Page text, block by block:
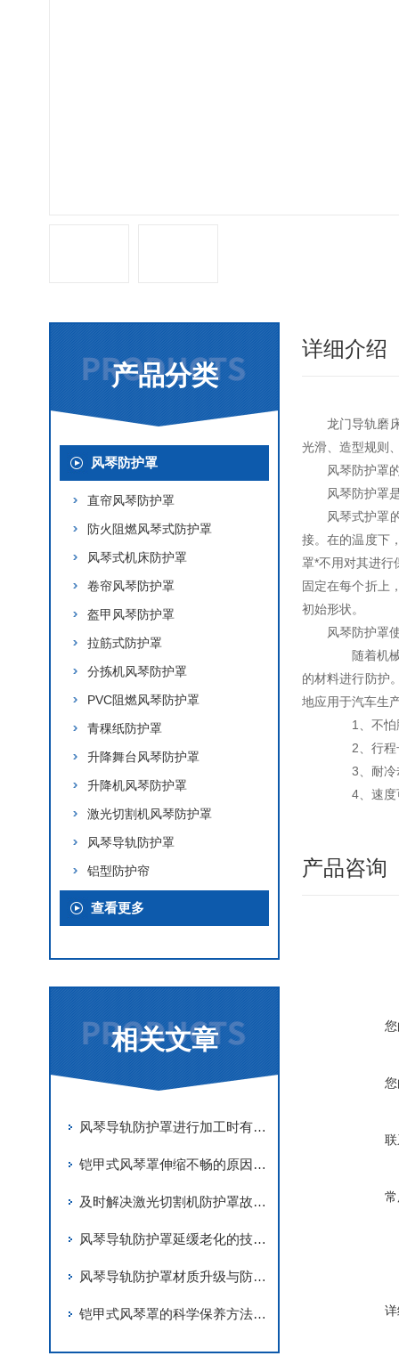
产品分类
风琴防护罩
直帘风琴防护罩
防火阻燃风琴式防护罩
风琴式机床防护罩
卷帘风琴防护罩
盔甲风琴防护罩
拉筋式防护罩
分拣机风琴防护罩
PVC阻燃风琴防护罩
青稞纸防护罩
升降舞台风琴防护罩
升降机风琴防护罩
激光切割机风琴防护罩
风琴导轨防护罩
铝型防护帘
查看更多
相关文章
风琴导轨防护罩进行加工时有哪些要求
铠甲式风琴罩伸缩不畅的原因有哪些？
及时解决激光切割机防护罩故障是实现长期稳定防护的关键
风琴导轨防护罩延缓老化的技术手段
风琴导轨防护罩材质升级与防护优化
铠甲式风琴罩的科学保养方法分享
详细介绍
龙门导轨磨
光滑、造型规则
风琴防护罩
风琴防护罩
风琴式护罩
接。在的温度下
罩*不用对其进行
固定在每个折上
初始形状。
风琴防护罩
随着机械
的材料进行防护
地应用于汽车生
1、不怕脚
2、行程
3、耐冷却
4、速度
产品咨询